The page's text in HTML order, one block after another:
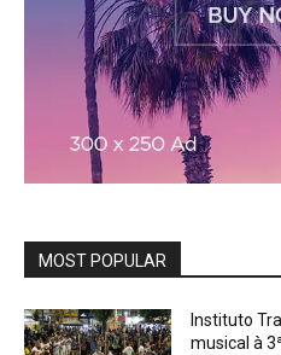
MOST POPULAR
Instituto
musical à